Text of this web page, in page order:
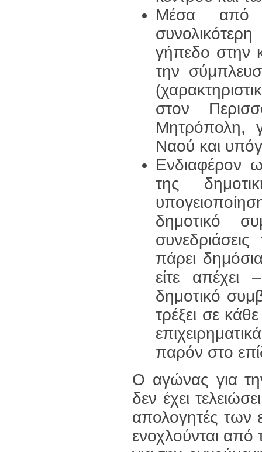
Μέσα από
γήπεδο στην
την
στον
Μητρόπολη,
Ναού και
Ενδιαφέρον
της
δημοτικό
πάρει
είτε απέχει
δημοτικό
τρέξει σε
παρόν στο
Ο αγώνας για
δεν έχει
απολογητές των
ενοχλούνται από